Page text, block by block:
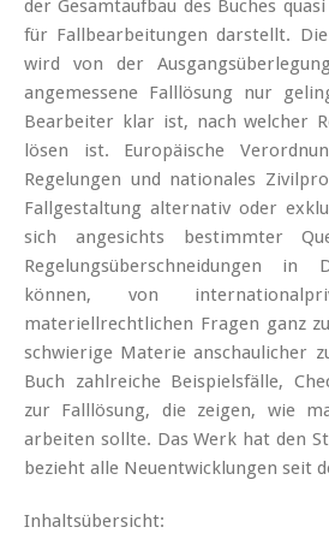
der Gesamtaufbau des Buches
für Fallbearbeitungen darstellt.
wird von der
angemessene Falllösung nur
Bearbeiter klar ist, nach welcher
lösen ist. Europäische
Regelungen und nationales
Fallgestaltung alternativ oder
sich angesichts bestimmter
Regelungsüberschneidungen in
können, von
materiellrechtlichen Fragen ganz
schwierige Materie anschaulicher
Buch zahlreiche Beispielsfälle,
zur Falllösung, die zeigen, wie
arbeiten sollte. Das Werk hat den
bezieht alle Neuentwicklungen seit
Inhaltsübersicht: